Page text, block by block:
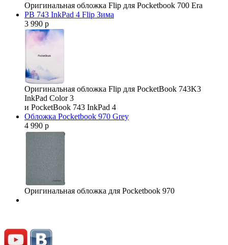
Оригинальная обложка Flip для Pocketbook 700 Era
PB 743 InkPad 4 Flip Зима
3 990 р
Оригинальная обложка Flip для PocketBook 743K3
InkPad Color 3
и PocketBook 743 InkPad 4
Обложка Pocketbook 970 Grey
4 990 р
Оригинальная обложка для Pocketbook 970